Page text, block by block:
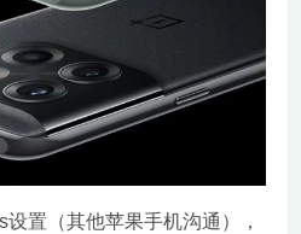
置（其他苹果手机沟通），